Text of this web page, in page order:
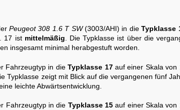
Peugeot 308 1.6 T SW(3003/AHI) in dieTypklasse
17 ist mittelmäßig . Die Typklasse ist über die
insgesamt minimal herabgestuft worden.
Fahrzeugtyp in dieTypklasse 17auf einer Skala von
Typklasse zeigt mit Blick auf die vergangenen fünf
leichte Abwärtsentwicklung.
Fahrzeugtyp in die Typklasse 15 auf einer Skala von